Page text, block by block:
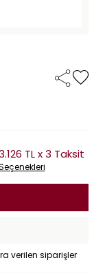
TL x 3 Taksit
verilen siparişler